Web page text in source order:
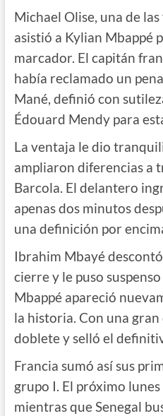
Michael Olise, una de
asistió a Kylian Mbappé
marcador. El capitán
había reclamado un
Mané, definió con
Édouard Mendy para
La ventaja le dio
ampliaron diferencias a
Barcola. El delantero
apenas dos minutos
una definición por
Ibrahim Mbayé
cierre y le puso
Mbappé apareció
la historia. Con una
doblete y selló el
Francia sumó así sus
grupo I. El próximo
mientras que Senegal